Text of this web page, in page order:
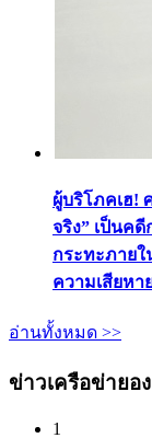
ผู้บริโภคเฮ!
จริง” เป็นค
กระทะภายใ
ความเสียหา
อ่านทั้งหมด >>
ข่าวเครือข่ายอ
1